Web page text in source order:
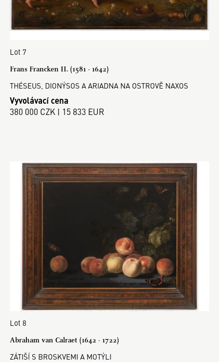
Lot 7
Frans Francken II. (1581 - 1642)
THÉSEUS, DIONÝSOS A ARIADNA NA OSTROVĚ NAXOS
Vyvolávací cena
380 000 CZK | 15 833 EUR
Lot 8
Abraham van Calraet (1642 - 1722)
ZÁTIŠÍ S BROSKVEMI A MOTÝLI